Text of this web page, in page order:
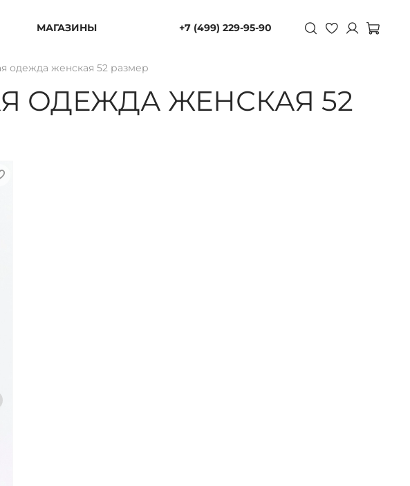
МАГАЗИНЫ +7 (499) 229-95-90
одежда женская 52 размер
ОДЕЖДА ЖЕНСКАЯ 52